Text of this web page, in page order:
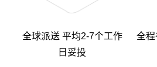
全球派送 平均2-7个工作
日妥投
全